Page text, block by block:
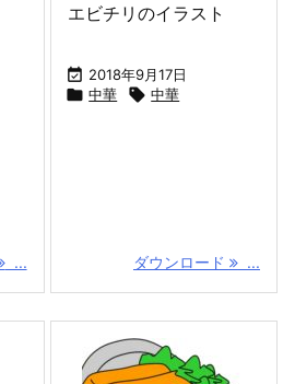
...
エビチリのイラスト
 2018年9月17日
 中華  中華
ダウンロード ...